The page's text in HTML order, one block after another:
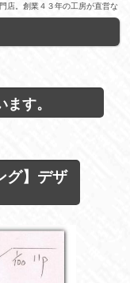
店。創業４３年の工房が直営な
す。
】デザ